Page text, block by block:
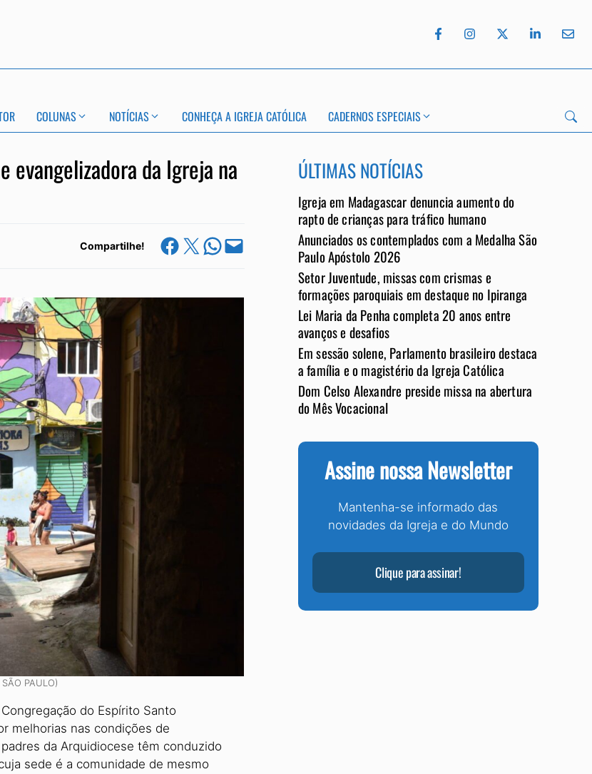
COLUNAS NOTÍCIAS CONHEÇA A IGREJA CATÓLICA CADERNOS ESPECIAIS
da Igreja na
Compartilhe! Share on Facebook
Share on X Share on WhatsApp
Email this Page
PAULO)
do Espírito Santo
melhorias nas condições de
da Arquidiocese têm conduzido
sede é a comunidade de mesmo
ÚLTIMAS NOTÍCIAS
Igreja em Madagascar denuncia aumento do
rapto de crianças para tráfico humano
Anunciados os contemplados com a Medalha São
Paulo Apóstolo 2026
Setor Juventude, missas com crismas e
formações paroquiais em destaque no Ipiranga
Lei Maria da Penha completa 20 anos entre
avanços e desafios
Em sessão solene, Parlamento brasileiro destaca
a família e o magistério da Igreja Católica
Dom Celso Alexandre preside missa na abertura
do Mês Vocacional
Assine nossa Newsletter
Mantenha-se informado das
novidades da Igreja e do Mundo
Clique para assinar!